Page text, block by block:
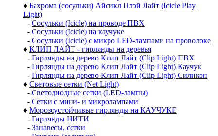
♦ Бахрома (сосульки) Айсикл Плэй Лайт (Icicle Play
Light)
- Сосульки (Icicle) на проводе ПВХ
- Сосульки (Icicle) на каучуке
- Сосульки (Icicle) с микро LED-лампами на проволоке
♦ КЛИП ЛАЙТ - гирлянды на деревья
- Гирлянды на дерево Клип Лайт (Clip Light) ПВХ
- Гирлянды на дерево Клип Лайт (Clip Light) Каучук
- Гирлянды на дерево Клип Лайт (Clip Light) Силикон
♦ Световые сетки (Net Light)
- Светодиодные сетки (LED-лампы)
- Сетки с мини- и микролампами
♦ Морозоустойчивые гирлянды на КАУЧУКЕ
- Гирлянды НИТИ
- Занавесы, сетки